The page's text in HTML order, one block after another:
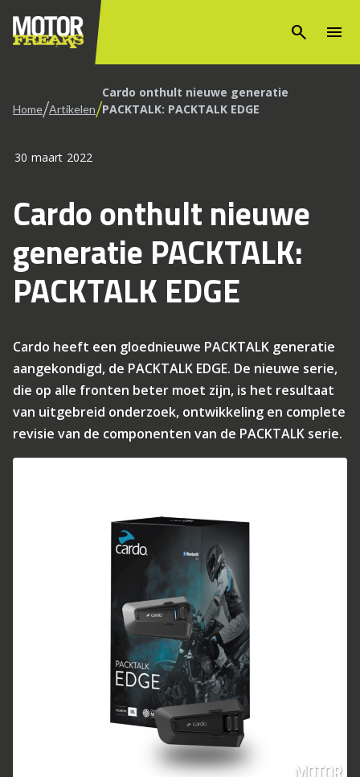
search menu
Home/Artikelen/Cardo onthult nieuwe generatie
PACKTALK: PACKTALK EDGE
30 maart 2022
Cardo onthult nieuwe
generatie PACKTALK:
PACKTALK EDGE
Cardo heeft een gloednieuwe PACKTALK generatie
aangekondigd, de PACKTALK EDGE. De nieuwe serie,
die op alle fronten beter moet zijn, is het resultaat
van uitgebreid onderzoek, ontwikkeling en complete
revisie van de componenten van de PACKTALK serie.